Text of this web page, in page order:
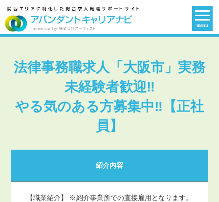
menu
法律事務職求人「大阪市」実務
未経験者歓迎‼
やる気のある方募集中‼【正社
員】
紹介内容
【職業紹介】 ※紹介事業所での直接雇用となります。